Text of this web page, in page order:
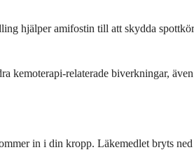
hjälper amifostin till att skydda
kemoterapi-relaterade biverkningar,
in i din kropp. Läkemedlet bryts